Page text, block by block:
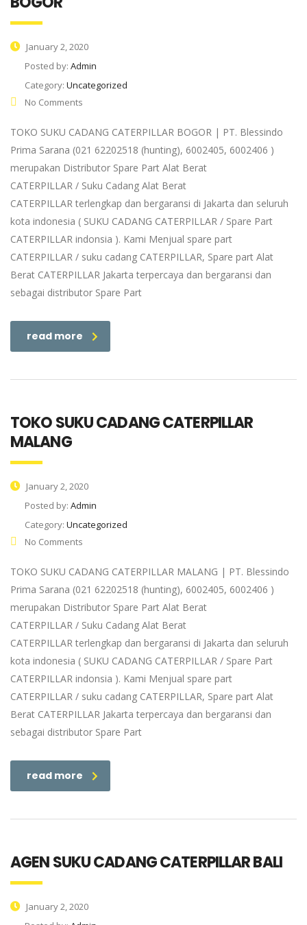
January 2, 2020
Posted by: Admin
Category: Uncategorized
No Comments
TOKO SUKU CADANG CATERPILLAR BOGOR | PT. Blessindo
Prima Sarana (021 62202518 (hunting), 6002405, 6002406 )
merupakan Distributor Spare Part Alat Berat
CATERPILLAR / Suku Cadang Alat Berat
CATERPILLAR terlengkap dan bergaransi di Jakarta dan seluruh
kota indonesia ( SUKU CADANG CATERPILLAR / Spare Part
CATERPILLAR indonsia ). Kami Menjual spare part
CATERPILLAR / suku cadang CATERPILLAR, Spare part Alat
Berat CATERPILLAR Jakarta terpercaya dan bergaransi dan
sebagai distributor Spare Part
read more
TOKO SUKU CADANG CATERPILLAR
MALANG
January 2, 2020
Posted by: Admin
Category: Uncategorized
No Comments
TOKO SUKU CADANG CATERPILLAR MALANG | PT. Blessindo
Prima Sarana (021 62202518 (hunting), 6002405, 6002406 )
merupakan Distributor Spare Part Alat Berat
CATERPILLAR / Suku Cadang Alat Berat
CATERPILLAR terlengkap dan bergaransi di Jakarta dan seluruh
kota indonesia ( SUKU CADANG CATERPILLAR / Spare Part
CATERPILLAR indonsia ). Kami Menjual spare part
CATERPILLAR / suku cadang CATERPILLAR, Spare part Alat
Berat CATERPILLAR Jakarta terpercaya dan bergaransi dan
sebagai distributor Spare Part
read more
AGEN SUKU CADANG CATERPILLAR BALI
January 2, 2020